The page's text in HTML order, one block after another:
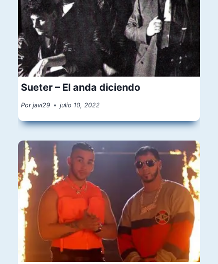
Sueter – El anda diciendo
Por javi29 julio 10, 2022